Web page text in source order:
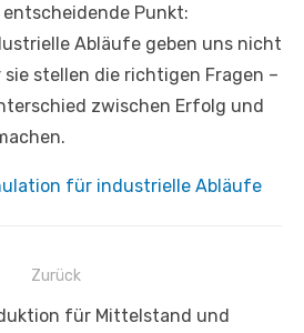
Punkt:
Abläufe geben uns nicht
stellen die richtigen Fragen –
zwischen Erfolg und
für industrielle Abläufe
Zurück
für Mittelstand und